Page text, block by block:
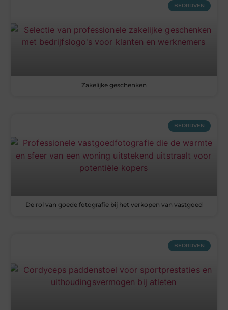
BEDRIJVEN
Zakelijke geschenken
BEDRIJVEN
De rol van goede fotografie bij het verkopen van vastgoed
BEDRIJVEN